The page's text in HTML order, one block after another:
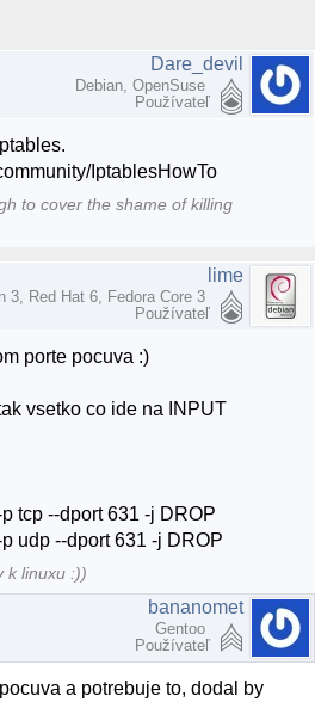
Dare_devil
Debian, OpenSuse
Používateľ
IptablesHowTo
to cover the shame of killing
lime
3, Red Hat 6, Fedora Core 3
Používateľ
porte pocuva :)
vsetko co ide na INPUT
tcp --dport 631 -j DROP
udp --dport 631 -j DROP
k linuxu :))
bananomet
Gentoo
Používateľ
a potrebuje to, dodal by